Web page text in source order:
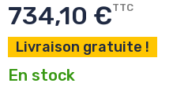
734,10 €TTC
Livraison gratuite !
En stock